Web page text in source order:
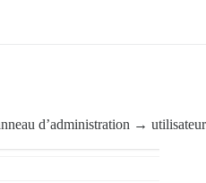
d’administration →